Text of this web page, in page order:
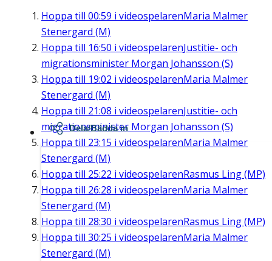
Hoppa till 00:59 i videospelarenMaria Malmer
Stenergard (M)
Hoppa till 16:50 i videospelarenJustitie- och
migrationsminister Morgan Johansson (S)
Hoppa till 19:02 i videospelarenMaria Malmer
Stenergard (M)
Hoppa till 21:08 i videospelarenJustitie- och
migrationsminister Morgan Johansson (S)
Hoppa till 23:15 i videospelarenMaria Malmer
Stenergard (M)
Hoppa till 25:22 i videospelarenRasmus Ling (MP)
Hoppa till 26:28 i videospelarenMaria Malmer
Stenergard (M)
Hoppa till 28:30 i videospelarenRasmus Ling (MP)
Hoppa till 30:25 i videospelarenMaria Malmer
Stenergard (M)
Dela/Bädda in